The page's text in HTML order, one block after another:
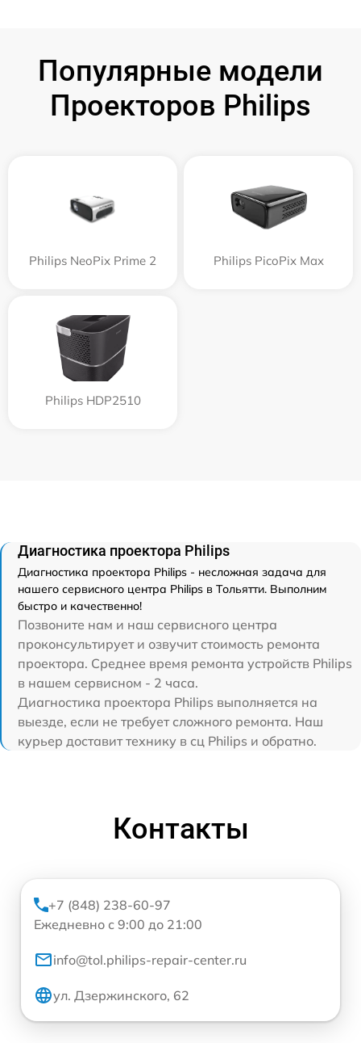
Популярные модели
Проекторов Philips
Philips NeoPix Prime 2 Philips PicoPix Max
Philips HDP2510
Диагностика проектора Philips
Диагностика проектора Philips - несложная задача для
нашего сервисного центра Philips в Тольятти. Выполним
быстро и качественно!
Позвоните нам и наш сервисного центра
проконсультирует и озвучит стоимость ремонта
проектора. Среднее время ремонта устройств Philips
в нашем сервисном - 2 часа.
Диагностика проектора Philips выполняется на
выезде, если не требует сложного ремонта. Наш
курьер доставит технику в сц Philips и обратно.
Контакты
+7 (848) 238-60-97
Ежедневно с 9:00 до 21:00
info@tol.philips-repair-center.ru
ул. Дзержинского, 62